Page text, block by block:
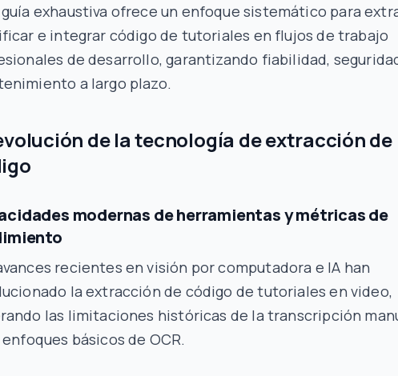
exhaustiva ofrece un enfoque sistemático para
e integrar código de tutoriales en flujos de trabajo
de desarrollo, garantizando fiabilidad,
a largo plazo.
de la tecnología de extracción de
modernas de herramientas y métricas de
recientes en visión por computadora e IA han
la extracción de código de tutoriales en video,
las limitaciones históricas de la transcripción
básicos de OCR.